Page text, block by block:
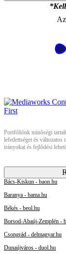
Portfóliónk minőségi
lefedettséget és változatos
irányokat és fejlődési
Bács-Kiskun - baon.hu
Baranya - bama.hu
Békés - beol.hu
Borsod-Abaúj-Zemplén -
Csongrád - delmagyar.hu
Dunaújváros - duol.hu